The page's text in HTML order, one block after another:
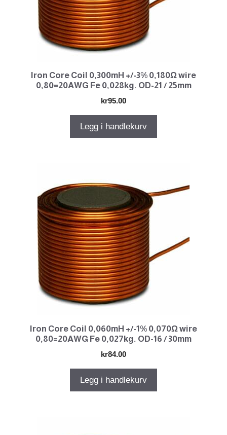
Iron Core Coil 0,300mH +/-3% 0,180Ω wire
0,80=20AWG Fe 0,028kg. OD-21 / 25mm
kr95.00
Legg i handlekurv
Iron Core Coil 0,060mH +/-1% 0,070Ω wire
0,80=20AWG Fe 0,027kg. OD-16 / 30mm
kr84.00
Legg i handlekurv